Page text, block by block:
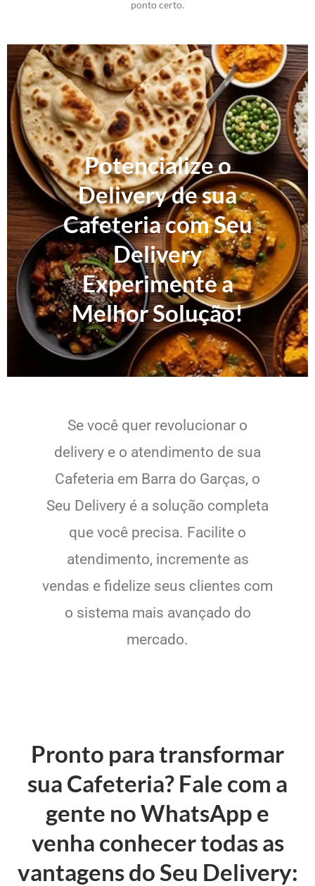
ponto certo.
Potencialize o
Delivery de sua
Cafeteria com Seu
Delivery
Experimente a
Melhor Solução!
Se você quer revolucionar o
delivery e o atendimento de sua
Cafeteria em Barra do Garças, o
Seu Delivery é a solução completa
que você precisa. Facilite o
atendimento, incremente as
vendas e fidelize seus clientes com
o sistema mais avançado do
mercado.
Pronto para transformar
sua Cafeteria? Fale com a
gente no WhatsApp e
venha conhecer todas as
vantagens do Seu Delivery: